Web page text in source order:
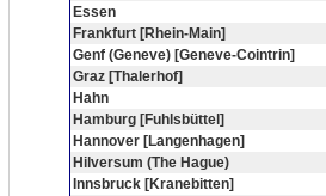
Essen
Frankfurt [Rhein-Main]
Genf (Geneve) [Geneve-Cointrin]
Graz [Thalerhof]
Hahn
Hamburg [Fuhlsbüttel]
Hannover [Langenhagen]
Hilversum (The Hague)
Innsbruck [Kranebitten]